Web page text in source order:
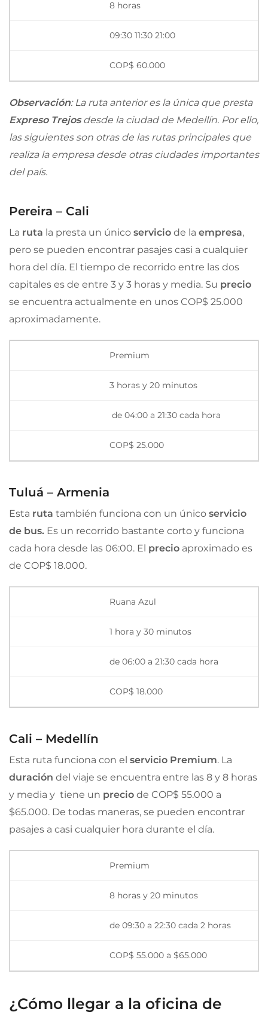
8 horas
09:30 11:30 21:00
COP$ 60.000
Observación: La ruta anterior es la única que presta
Expreso Trejosdesde la ciudad de Medellín. Por ello,
las siguientes son otras de las rutas principales que
realiza la empresa desde otras ciudades importantes
del país.
Pereira – Cali
La ruta la presta un único servicio de la empresa,
pero se pueden encontrar pasajes casi a cualquier
hora del día. El tiempo de recorrido entre las dos
capitales es de entre 3 y 3 horas y media. Su precio
se encuentra actualmente en unos COP$ 25.000
aproximadamente.
Premium
3 horas y 20 minutos
de 04:00 a 21:30 cada hora
COP$ 25.000
Tuluá – Armenia
Esta ruta también funciona con un único servicio
de bus. Es un recorrido bastante corto y funciona
cada hora desde las 06:00. El precio aproximado es
de COP$ 18.000.
Ruana Azul
1 hora y 30 minutos
de 06:00 a 21:30 cada hora
COP$ 18.000
Cali – Medellín
Esta ruta funciona con el servicio Premium. La
duración del viaje se encuentra entre las 8 y 8 horas
y media y tiene un precio de COP$ 55.000 a
$65.000. De todas maneras, se pueden encontrar
pasajes a casi cualquier hora durante el día.
Premium
8 horas y 20 minutos
de 09:30 a 22:30 cada 2 horas
COP$ 55.000 a $65.000
¿Cómo llegar a la oficina de